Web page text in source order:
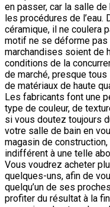
en passer, car la salle
les procédures de l’eau.
céramique, il ne coulera
motif ne se déforme pas
marchandises soient de
conditions de la
de marché, presque
de matériaux de haute
Les fabricants font une
type de couleur, de
si vous doutez toujours
votre salle de bain en
magasin de
indifférent à une telle
Vous voudrez acheter
quelques-uns, afin de
quelqu’un de ses
profiter du résultat à la